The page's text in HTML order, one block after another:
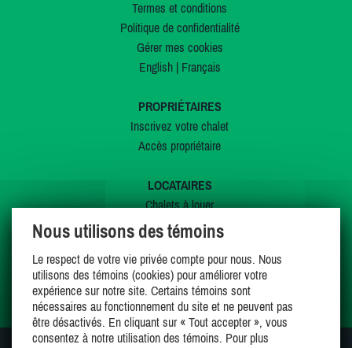
Termes et conditions
Politique de confidentialité
Gérer mes cookies
English| Français
PROPRIÉTAIRES
Inscrivez votre chalet
Accès propriétaire
LOCATAIRES
Chalets à louer
Chalets à vendre
Offres spéciales
Mes favoris
Nous utilisons des témoins
Le respect de votre vie privée compte pour nous. Nous
utilisons des témoins (cookies) pour améliorer votre
expérience sur notre site. Certains témoins sont
nécessaires au fonctionnement du site et ne peuvent pas
être désactivés. En cliquant sur « Tout accepter », vous
consentez à notre utilisation des témoins. Pour plus